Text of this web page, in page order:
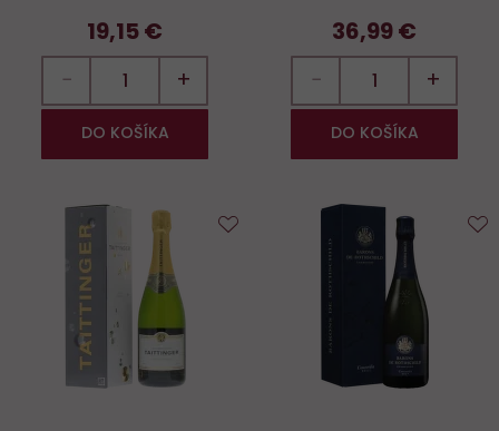
19,15 €
− +
DO KOŠÍKA
36,99 €
− +
DO KOŠÍKA
obľúbených